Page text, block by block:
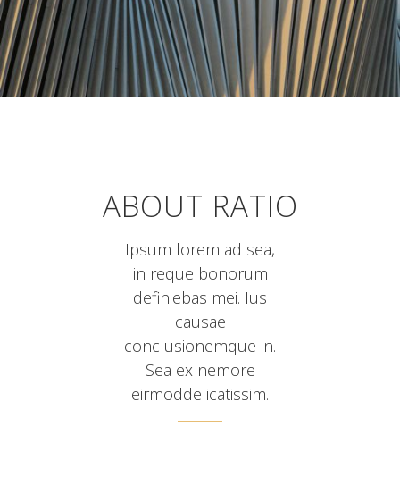
ABOUT RATIO
Ipsum lorem ad sea,
in reque bonorum
definiebas mei. Ius
causae
conclusionemque in.
Sea ex nemore
eirmoddelicatissim.